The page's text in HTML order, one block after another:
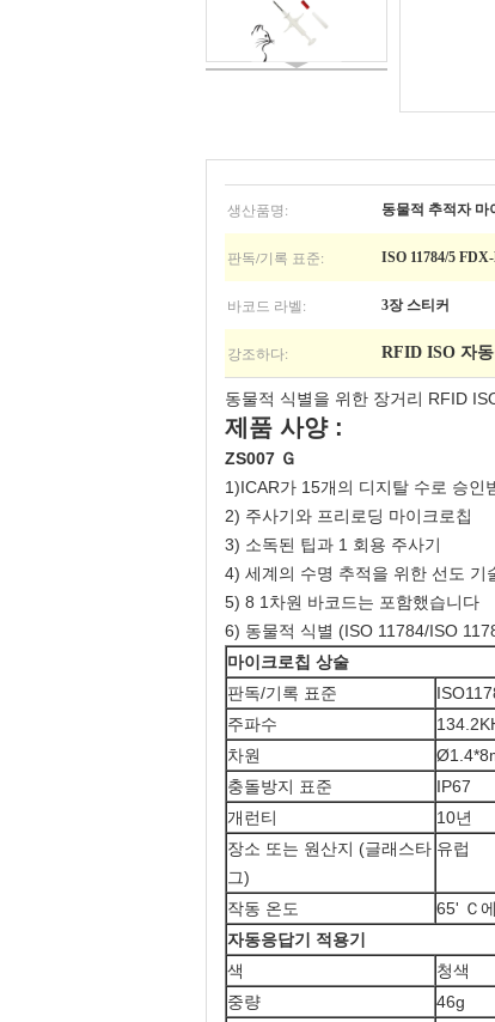
생산품명: 동물적 추적자 마
판독/기록 표준: ISO 11784/5
바코드 라벨: 3장 스티커
강조하다: RFID ISO 자
동물적 식별을 위한 장거리 RFID
제품 사양 :
ZS007 Ｇ
1)ICAR가 15개의 디지탈 수로 승인
2) 주사기와 프리로딩 마이크로칩
3) 소독된 팁과 1 회용 주사기
4) 세계의 수명 추적을 위한 선도 기
5) 8 1차원 바코드는 포함했습니다
6) 동물적 식별 (ISO 11784/ISO
마이크로칩 상술
판독/기록 표준
주파수
차원
충돌방지 표준
IP67
개런티
10년
장소 또는 원산지 (글래스타
그)
유럽
작동 온도
65' Ｃ
자동응답기 적용기
색
청색
중량
46g